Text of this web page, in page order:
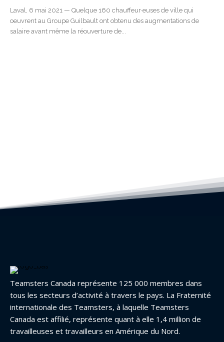
Laval, 6 mai 2021 — Quelque 160 chauffeur·euses de ville qui
oeuvrent au Groupe Guilbault ont obtenu des augmentations de
salaire avant même la réouverture de...
Teamsters Canada représente 125 000 membres dans
tous les secteurs d’activité à travers le pays. La Fraternité
internationale des Teamsters, à laquelle Teamsters
Canada est affilié, représente quant à elle 1,4 million de
travailleuses et travailleurs en Amérique du Nord.